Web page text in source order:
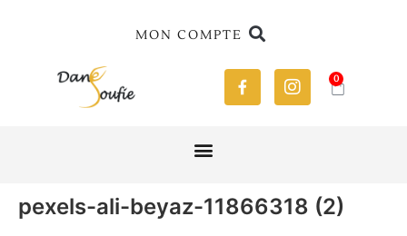
MON COMPTE
0
pexels-ali-beyaz-11866318 (2)